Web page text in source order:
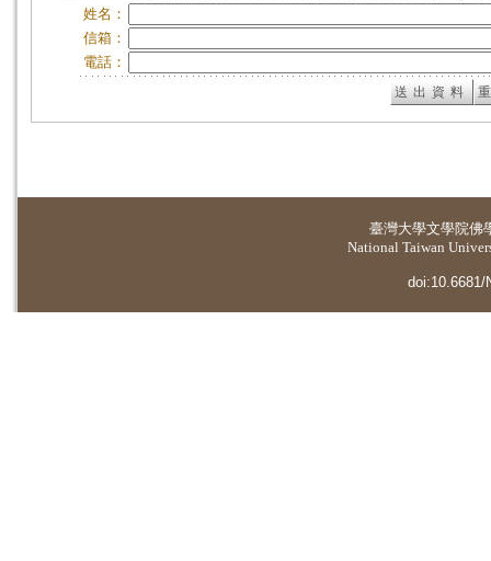
姓名：
信箱：
電話：
臺灣大學文學院佛
National Taiwan
doi:10.6681/